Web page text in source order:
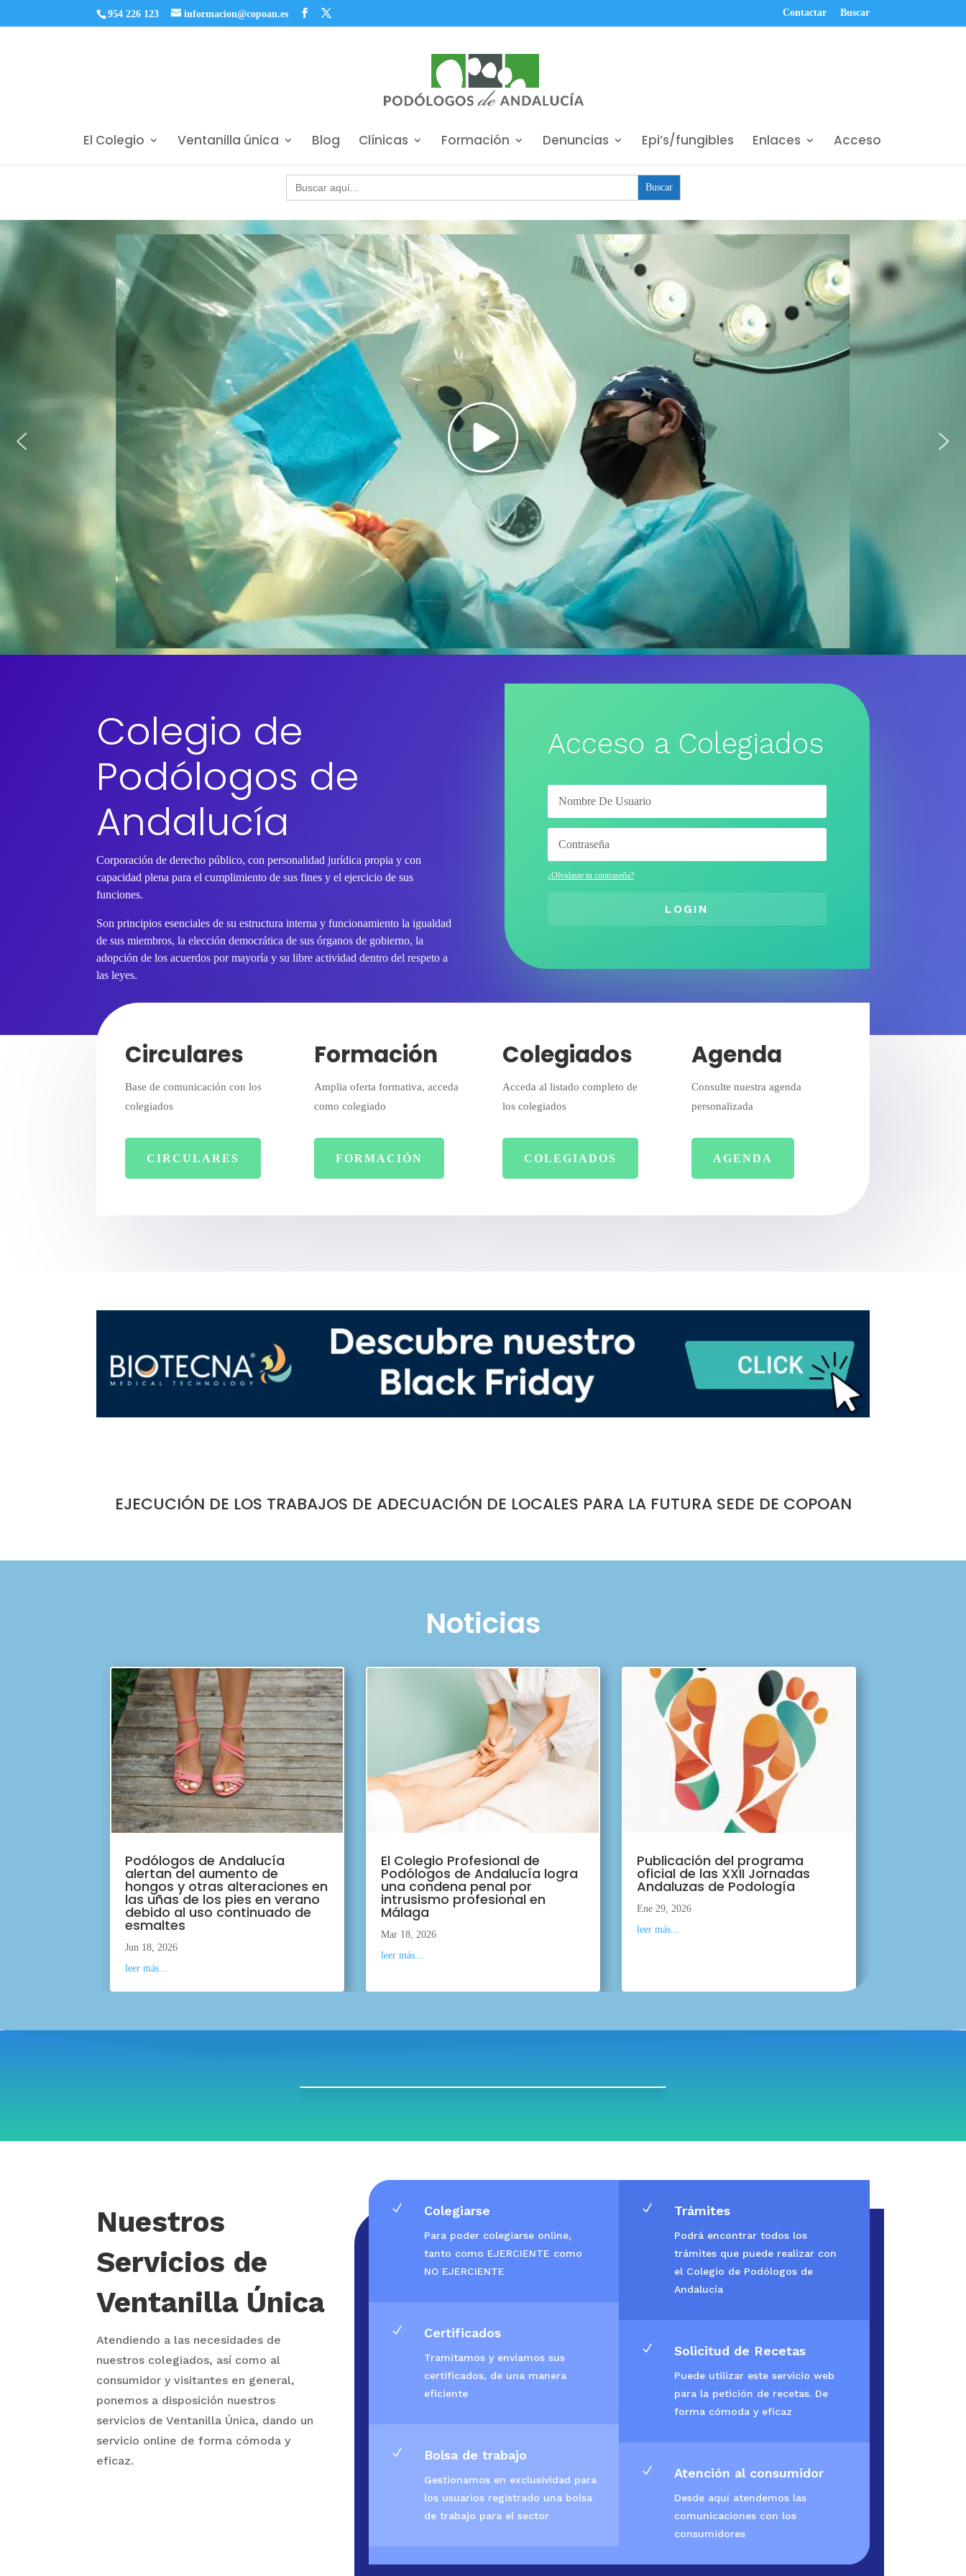
954 226 123 informacion@copoan.es Contactar Buscar
El Colegio Ventanilla única Blog Clínicas Formación Denuncias Epi’s/fungibles Enlaces Acceso
Buscar:
Colegio de
Podólogos de
Andalucía
Corporación de derecho público, con personalidad jurídica propia y con
capacidad plena para el cumplimiento de sus fines y el ejercicio de sus
funciones.
Son principios esenciales de su estructura interna y funcionamiento la igualdad
de sus miembros, la elección democrática de sus órganos de gobierno, la
adopción de los acuerdos por mayoría y su libre actividad dentro del respeto a
las leyes.
Acceso a Colegiados
¿Olvidaste tu contraseña?
LOGIN
Circulares
Base de comunicación con los
colegiados
CIRCULARES
Formación
Amplia oferta formativa, acceda
como colegiado
FORMACIÓN
Colegiados
Acceda al listado completo de
los colegiados
COLEGIADOS
Agenda
Consulte nuestra agenda
personalizada
AGENDA
EJECUCIÓN DE LOS TRABAJOS DE ADECUACIÓN DE LOCALES PARA LA FUTURA SEDE DE COPOAN
Noticias
Podólogos de Andalucía
alertan del aumento de
hongos y otras alteraciones en
las uñas de los pies en verano
debido al uso continuado de
esmaltes
Jun 18, 2026
leer más...
El Colegio Profesional de
Podólogos de Andalucía logra
una condena penal por
intrusismo profesional en
Málaga
Mar 18, 2026
leer más...
Publicación del programa
oficial de las XXII Jornadas
Andaluzas de Podología
Ene 29, 2026
leer más...
Nuestros
Servicios de
Ventanilla Única
Atendiendo a las necesidades de
nuestros colegiados, así como al
consumidor y visitantes en general,
ponemos a disposición nuestros
servicios de Ventanilla Única, dando un
servicio online de forma cómoda y
eficaz.
N Colegiarse
Para poder colegiarse online,
tanto como EJERCIENTE como
NO EJERCIENTE
N Certificados
Tramitamos y enviamos sus
certificados, de una manera
eficiente
N Bolsa de trabajo
Gestionamos en exclusividad para
los usuarios registrado una bolsa
de trabajo para el sector
N Trámites
Podrá encontrar todos los
trámites que puede realizar con
el Colegio de Podólogos de
Andalucía
N Solicitud de Recetas
Puede utilizar este servicio web
para la petición de recetas. De
forma cómoda y eficaz
N Atención al consumidor
Desde aquí atendemos las
comunicaciones con los
consumidores